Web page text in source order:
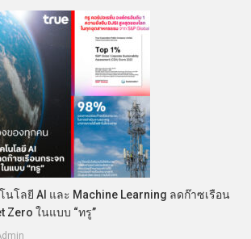
นโลยี AI และ Machine Learning ลดก๊าซเรือน
Zero ในแบบ “ทรู”